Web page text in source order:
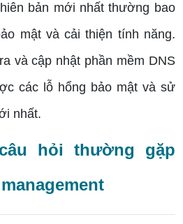
bản mới nhất thường bao
mật và cải thiện tính năng.
và cập nhật phần mềm DNS
các lỗ hổng bảo mật và sử
nhất.
hỏi thường gặp